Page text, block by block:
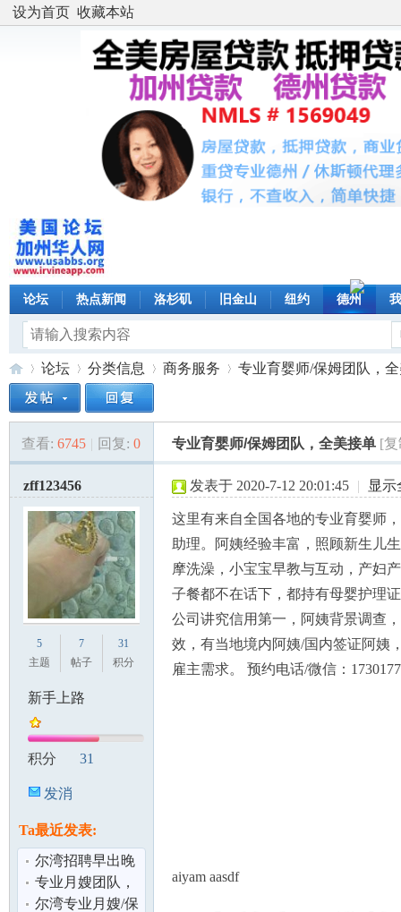
设为首页 收藏本站
论坛 热点新闻 洛杉矶 旧金山 纽约 德州
美»
论坛
›
分类信息 商务服务
›
专业育婴师/保姆团队，
查看: 6745 | 回复: 0 专业育婴师/保姆团队，全美接单 [
zff123456
5
主题
7
帖子
31
积分
新手上路
积分 31
发消
Ta最近发表:
尔湾招聘早出晚
归阿姨
专业月嫂团队，
全美接单
尔湾专业月嫂/保
发表于 2020-7-12 20:01:45 | 显示
这里有来自全国各地的专业育婴师
助理。阿姨经验丰富，照顾新生儿
摩洗澡，小宝宝早教与互动，产妇
子餐都不在话下，都持有母婴护理
公司讲究信用第一，阿姨背景调查
效，有当地境内阿姨/国内签证阿姨
雇主需求。 预约电话/微信：
aiyam aasdf